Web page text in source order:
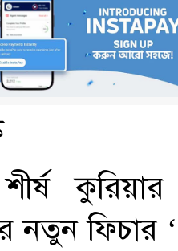
নতুন ফিচার